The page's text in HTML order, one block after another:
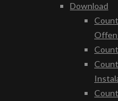
Download